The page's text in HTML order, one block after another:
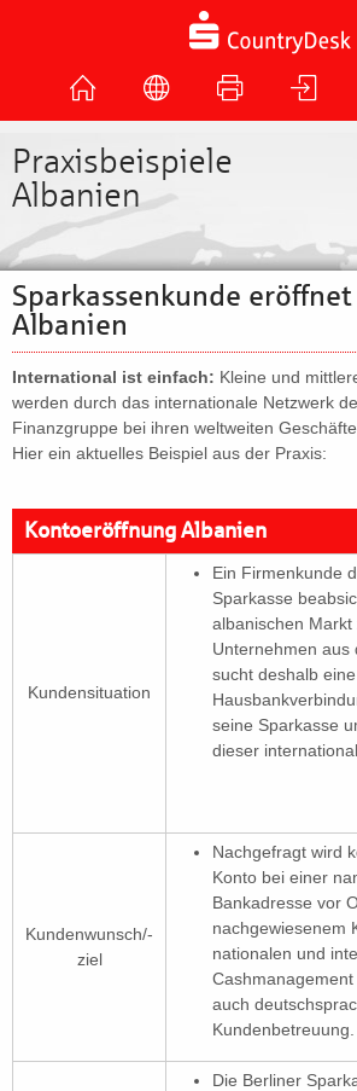
Praxisbeispiele
Albanien
Sparkassenkunde
Albanien
International ist einfach: Kleine und
werden durch das internationale Netzwerk
Finanzgruppe bei ihren weltweiten
Hier ein aktuelles Beispiel aus der Praxis:
Kontoeröffnung Albanien
Kundensituation
Ein Firmenkunde
Sparkasse
albanischen
Unternehmen aus
sucht deshalb eine
seine Sparkasse
dieser
Kundenwunsch/-
ziel
Nachgefragt wird
Konto bei einer
Bankadresse vor
nachgewiesenem
nationalen und
auch
Kundenbetreuung.
Die Berliner